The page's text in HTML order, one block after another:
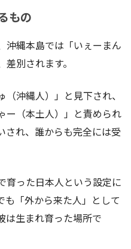
もの
沖縄本島では「いぇーまん
別されます。
沖縄人）」と見下され、
ー（本土人）」と責められ
され、誰からも完全には受
育った日本人という設定に
も「外から来た人」として
は生まれ育った場所で